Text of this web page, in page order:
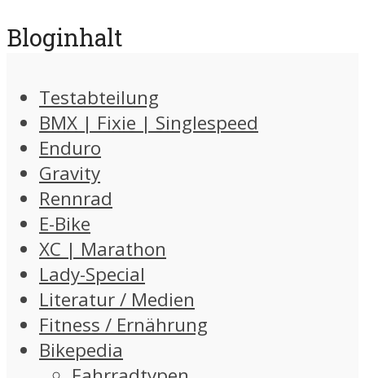
Bloginhalt
Testabteilung
BMX | Fixie | Singlespeed
Enduro
Gravity
Rennrad
E-Bike
XC | Marathon
Lady-Special
Literatur / Medien
Fitness / Ernährung
Bikepedia